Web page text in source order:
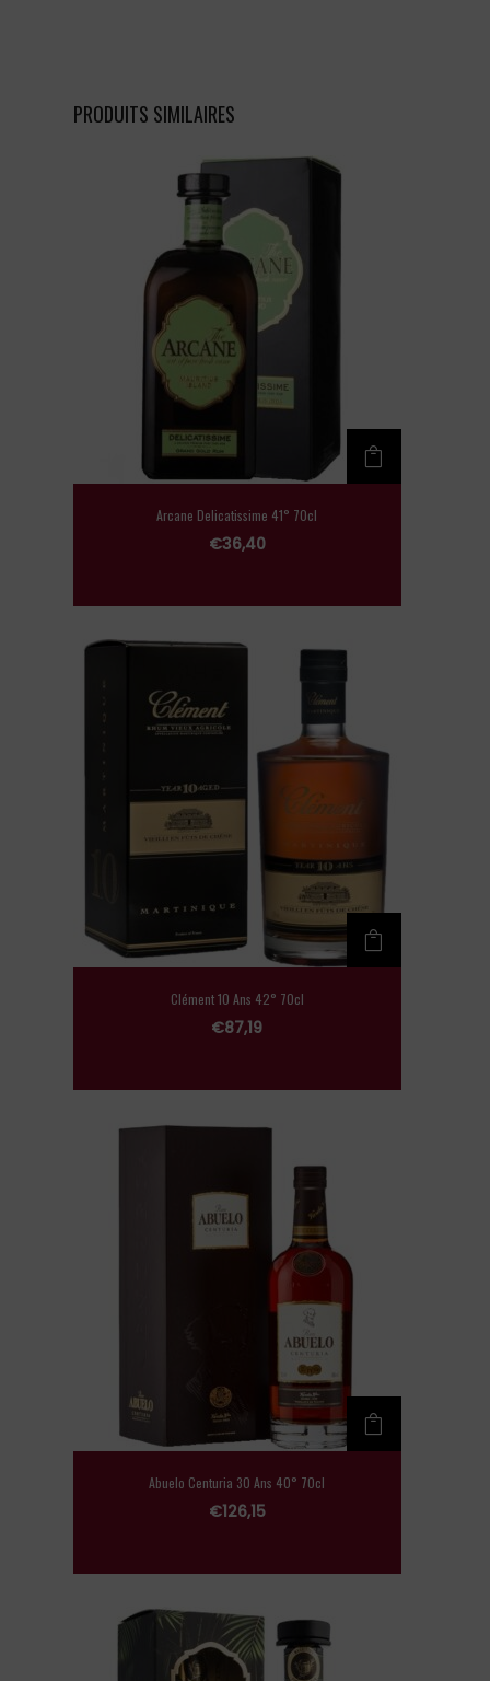
PRODUITS SIMILAIRES
Arcane Delicatissime 41° 70cl
€36,40
Clément 10 Ans 42° 70cl
€87,19
Abuelo Centuria 30 Ans 40° 70cl
€126,15